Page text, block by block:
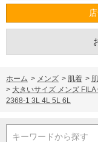
ホーム > メンズ > 肌着 >
> 大きいサイズ メンズ
2368-1 3L 4L 5L 6L
キーワードから探す